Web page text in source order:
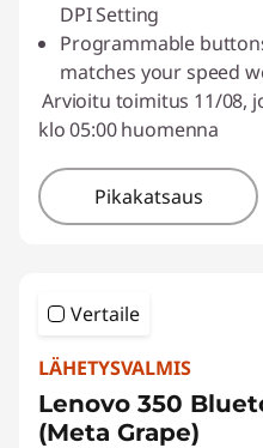
DPI Setting
Programmable
matches your speed
Arvioitu toimitus 11/08,
klo 05:00 huomenna
Pikakatsaus
Vertaile
LÄHETYSVALMIS
Lenovo 350
(Meta Grape)